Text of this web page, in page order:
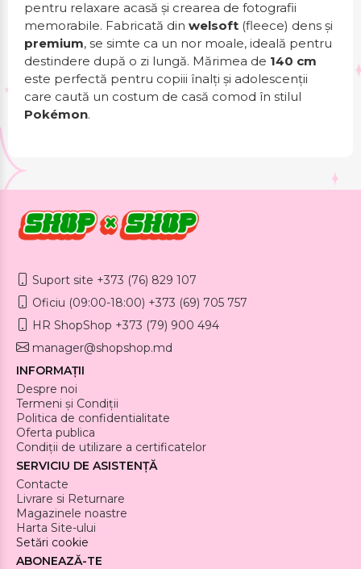
pentru relaxare acasă și crearea de fotografii
memorabile. Fabricată din welsoft (fleece) dens și
premium, se simte ca un nor moale, ideală pentru
destindere după o zi lungă. Mărimea de 140 cm
este perfectă pentru copiii înalți și adolescenții
care caută un costum de casă comod în stilul
Pokémon.
Suport site +373 (76) 829 107
Oficiu (09:00-18:00) +373 (69) 705 757
HR ShopShop +373 (79) 900 494
manager@shopshop.md
INFORMAȚII
Despre noi
Termeni și Condiții
Politica de confidentialitate
Oferta publica
Condiții de utilizare a certificatelor
SERVICIU DE ASISTENȚĂ
Contacte
Livrare si Returnare
Magazinele noastre
Harta Site-ului
Setări cookie
ABONEAZĂ-TE